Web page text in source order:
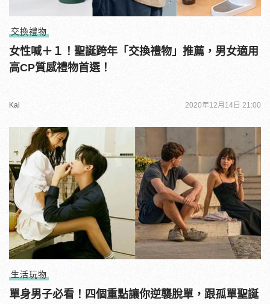
交換禮物
女性喊＋１！聖誕跨年「交換禮物」推薦，男女適用
高CP質感禮物首選！
Kai 2020年12月14日 21:00
生活玩物
單身男子必看！四個重點讓你逆襲脫單，跟孤單聖誕